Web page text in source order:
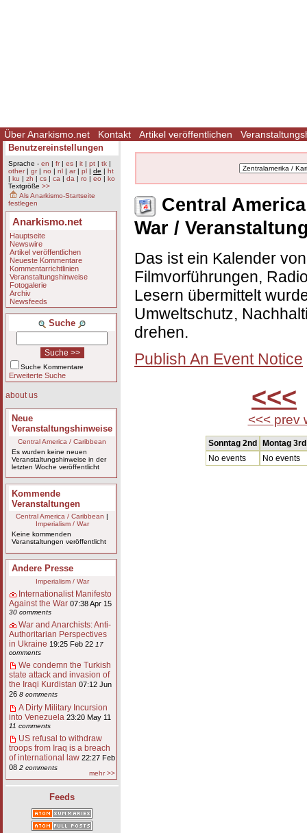
Über Anarkismo.net Kontakt Artikel veröffentlichen
Benutzereinstellungen
Sprache - en | fr| es | it | pt | tk |
other| gr| no | nl | ar| pl | de | ht
| ku | zh | cs | ca | da | ro | eo | ko
Textgröße >>
Als Anarkismo-Startseite
festlegen
Anarkismo.net
Hauptseite
Newswire
Artikel veröffentlichen
Neueste Kommentare
Kommentarrichtlinien
Veranstaltungshinweise
Fotogalerie
Archiv
Newsfeeds
Suche
Suche Kommentare
Erweiterte Suche
about us
Neue
Veranstaltungshinweise
Central America / Caribbean
Es wurden keine neuen
Veranstaltungshinweise in der
letzten Woche veröffentlicht
Kommende
Veranstaltungen
Central America / Caribbean
Imperialism / War
Keine kommenden
Veranstaltungen veröffentlicht
Andere Presse
Imperialism / War
Internationalist Manifesto
Against the War 07:38 Apr 15
30 comments
War and Anarchists: Anti-
Authoritarian Perspectives
in Ukraine 19:25 Feb 22 17
comments
We condemn the Turkish
state attack and invasion of
the Iraqi Kurdistan 07:12 Jun
26 8 comments
A Dirty Military Incursion
into Venezuela 23:20 May 11
11 comments
US refusal to withdraw
troops from Iraq is a breach
of international law 22:27 Feb
08 2 comments
mehr >>
Feeds
Central
War /
Das ist ein Kalender
Filmvorführungen,
Lesern übermittelt
Umweltschutz,
drehen.
Publish An Event Notice
<<<
<<< prev
Sonntag 2nd Montag 3rd
No events
No events